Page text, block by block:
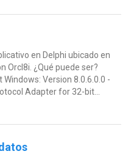
en Delphi ubicado en
Orcl8i. ¿Qué puede ser?
Version 8.0.6.0.0 -
Adapter for 32-bit...